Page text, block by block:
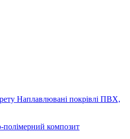
Наплавлювані покрівлі ПВХ,
полімерний композит